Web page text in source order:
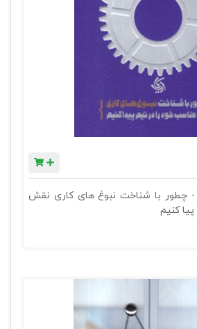
- چطور با شناخت نبوغ های کاری نقش
کنیم